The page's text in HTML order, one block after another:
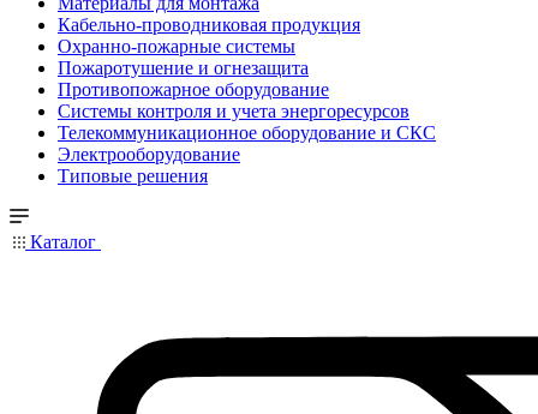
Кабельно-проводниковая продукция
Охранно-пожарные системы
Пожаротушение и огнезащита
Противопожарное оборудование
Системы контроля и учета энергоресурсов
Телекоммуникационное оборудование и СКС
Электрооборудование
Типовые решения
Каталог